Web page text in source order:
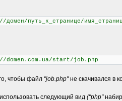
путь_к_странице/
start/job.php
чтобы файл "job.php"не скачивался в
следующий вид ("php"